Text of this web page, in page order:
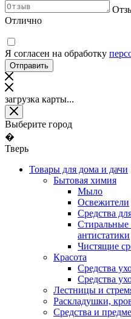
Отлично
Я согласен на обработку
загрузка карты...
Выберите город
�
Тверь
Товары для дома и дачи
Бытовая химия
Мыло
Освежители
Средства
антистатики
Чистящие
Красота
Средства
Средства
Лестницы и
Раскладушки,
Средства и